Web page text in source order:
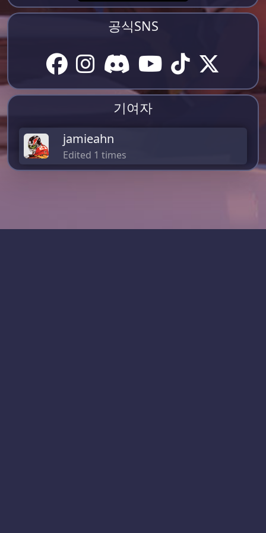
공식SNS
기여자
jamieahn
Edited 1 times